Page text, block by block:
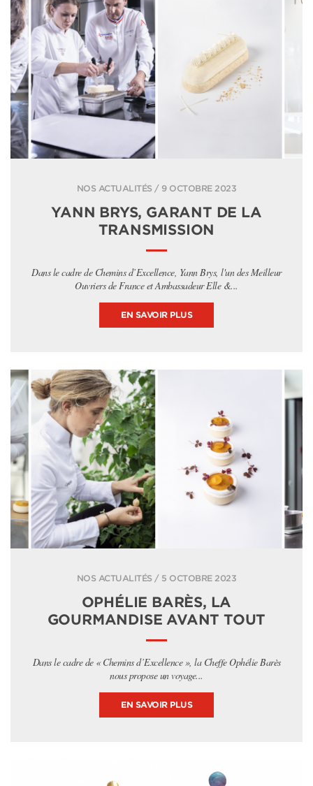
NOS ACTUALITÉS / 9 OCTOBRE 2023
YANN BRYS, GARANT DE LA
TRANSMISSION
Dans le cadre de Chemins d’Excellence, Yann Brys, l'un des Meilleur
Ouvriers de France et Ambassadeur Elle &...
EN SAVOIR PLUS
NOS ACTUALITÉS / 5 OCTOBRE 2023
OPHÉLIE BARÈS, LA
GOURMANDISE AVANT TOUT
Dans le cadre de « Chemins d’Excellence », la Cheffe Ophélie Barès
nous propose un voyage...
EN SAVOIR PLUS